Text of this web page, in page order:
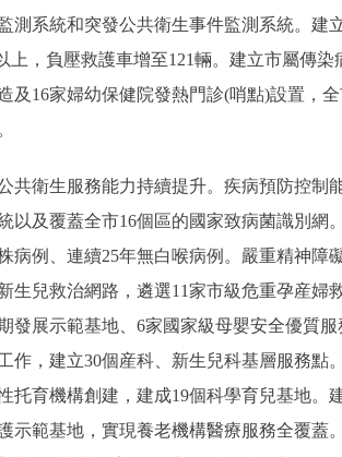
測系統和突發公共衛生事件監測系統。建
上，負壓救護車增至121輛。建立市屬傳
及16家婦幼保健院發熱門診(哨點)設置，
衛生服務能力持續提升。疾病預防控制能
以及覆蓋全市16個區的國家致病菌識別網
病例、連續25年無白喉病例。嚴重精神障
生兒救治網路，遴選11家市級危重孕産婦
發展示範基地、6家國家級母嬰安全優質
作，建立30個産科、新生兒科基層服務點
托育機構創建，建成19個科學育兒基地。
示範基地，實現養老機構醫療服務全覆蓋